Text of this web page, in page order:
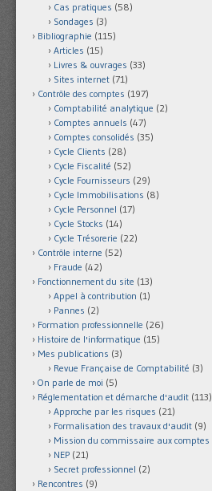
Cas pratiques (58)
Sondages (3)
Bibliographie (115)
Articles (15)
Livres & ouvrages (33)
Sites internet (71)
Contrôle des comptes (197)
Comptabilité analytique (2)
Comptes annuels (47)
Comptes consolidés (35)
Cycle Clients (28)
Cycle Fiscalité (52)
Cycle Fournisseurs (29)
Cycle Immobilisations (8)
Cycle Personnel (17)
Cycle Stocks (14)
Cycle Trésorerie (22)
Contrôle interne (52)
Fraude (42)
Fonctionnement du site (13)
Appel à contribution (1)
Pannes (2)
Formation professionnelle (26)
Histoire de l'informatique (15)
Mes publications (3)
Revue Française de Comptabilité (3)
On parle de moi (5)
Réglementation et démarche d'audit (113)
Approche par les risques (21)
Formalisation des travaux d'audit (9)
Mission du commissaire aux comptes
NEP (21)
Secret professionnel (2)
Rencontres (9)